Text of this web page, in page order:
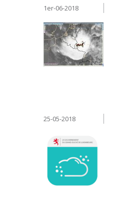
1er-06-2018
25-05-2018